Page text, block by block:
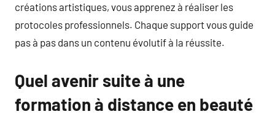
créations artistiques, vous apprenez à réaliser les
protocoles professionnels. Chaque support vous guide
pas à pas dans un contenu évolutif à la réussite.
Quel avenir suite à une
formation à distance en beauté